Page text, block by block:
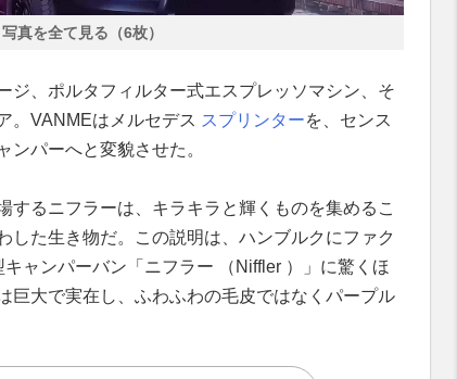
写真を全て見る（6枚）
ジ、ポルタフィルター式エスプレッソマシン、そ
。VANMEはメルセデス スプリンターを、センス
ンパーへと変貌させた。
するニフラーは、キラキラと輝くものを集めるこ
した生き物だ。この説明は、ハンブルクにファク
ャンパーバン「ニフラー （Niffler ）」に驚くほ
巨大で実在し、ふわふわの毛皮ではなくパープル